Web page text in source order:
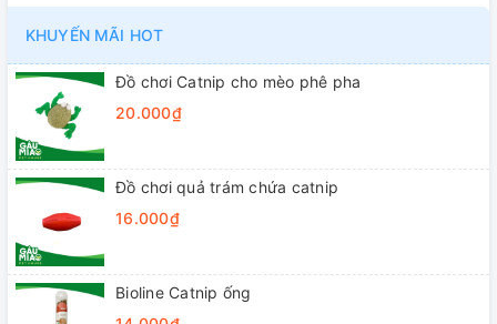
KHUYẾN MÃI HOT
Đồ chơi Catnip cho mèo phê pha
20.000₫
Đồ chơi quả trám chứa catnip
16.000₫
Bioline Catnip ống